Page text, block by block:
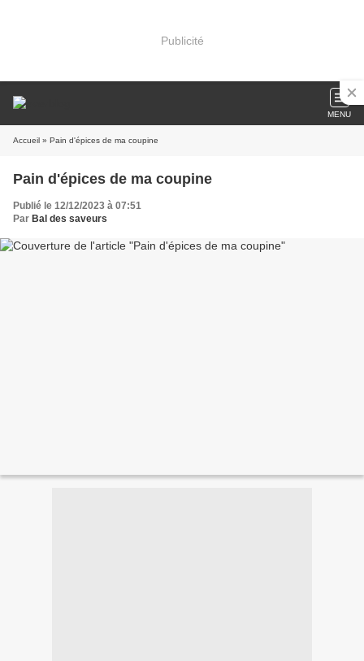
Publicité
MENU
Accueil » Pain d'épices de ma coupine
Pain d'épices de ma coupine
Publié le 12/12/2023 à 07:51
Par Bal des saveurs